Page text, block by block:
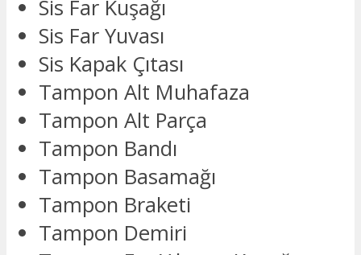
Sis Far Kuşağı
Sis Far Yuvası
Sis Kapak Çıtası
Tampon Alt Muhafaza
Tampon Alt Parça
Tampon Bandı
Tampon Basamağı
Tampon Braketi
Tampon Demiri